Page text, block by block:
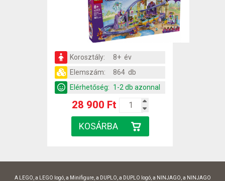
Korosztály:
8+ év
Elemszám:
864 db
Elérhetőség: 1-2 db azonnal
28 900 Ft
A LEGO, a LEGO logó, a Minifigure, a DUPLO, a DUPLO logó, a NINJAGO, a NINJAGO